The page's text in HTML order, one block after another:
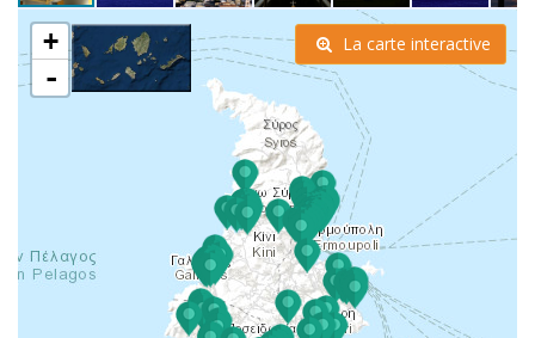
+
-
La carte interactive